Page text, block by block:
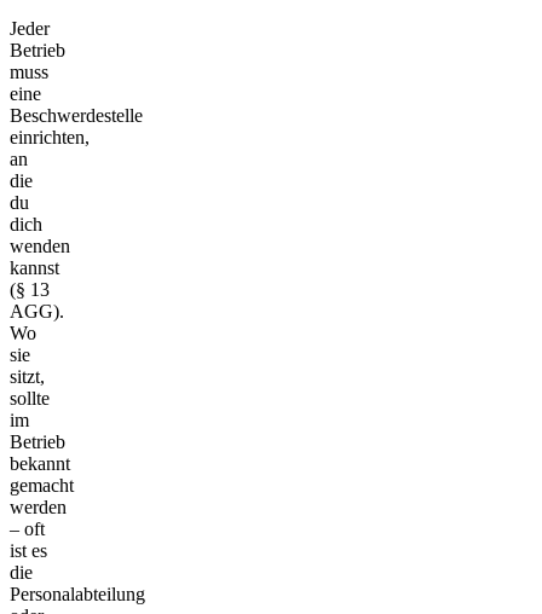
Jeder
Betrieb
muss
eine
Beschwerdestelle
einrichten,
an
die
du
dich
wenden
kannst
(§ 13
AGG).
Wo
sie
sitzt,
sollte
im
Betrieb
bekannt
gemacht
werden
– oft
ist es
die
Personalabteilung